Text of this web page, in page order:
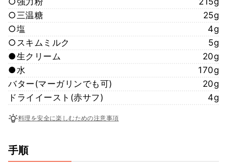
○三温糖
25g
○塩
4g
○スキムミルク
5g
●生クリーム
20g
●水
170g
バター(マーガリンでも可)
20g
ドライイースト(赤サフ)
4g
料理を安全に楽しむための注意事項
手順